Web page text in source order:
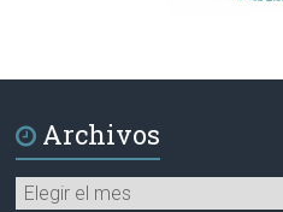
Archivos
Archivos